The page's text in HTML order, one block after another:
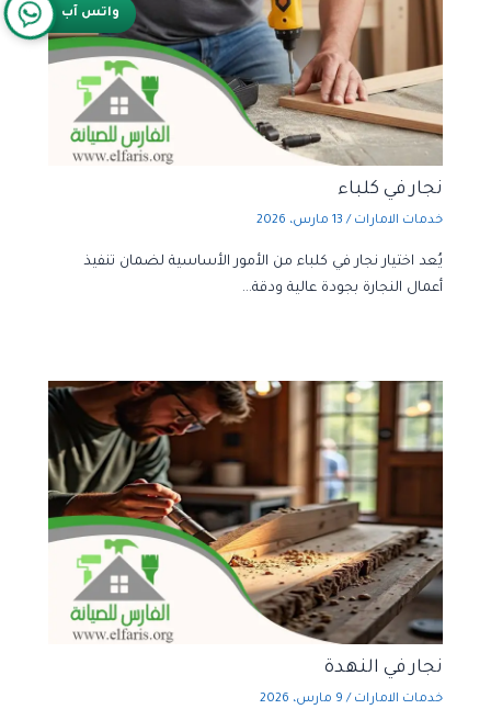
نجار في كلباء
خدمات الامارات / 13 مارس، 2026
يُعد اختيار نجار في كلباء من الأمور الأساسية لضمان تنفيذ
أعمال النجارة بجودة عالية ودقة…
نجار في النهدة
خدمات الامارات / 9 مارس، 2026
واتس آب